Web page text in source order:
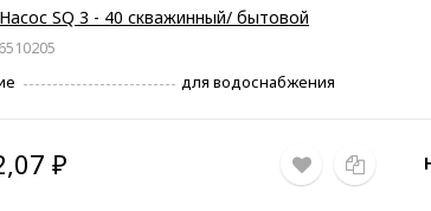
SQ 3 - 40 скважинный/ бытовой
для водоснабжения
₽